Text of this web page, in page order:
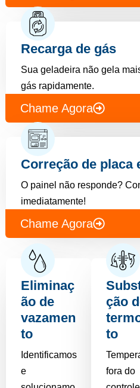
Recarga de gás
Sua geladeira não gela
gás rapidamente.
Chame Agora
Correção de placa
O painel não responde?
imediatamente!
Chame Agora
Eliminaç
ão de
vazamen
to
Identificamos
e
ção
to
fora do